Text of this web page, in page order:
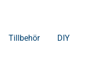
Tillbehör DIY